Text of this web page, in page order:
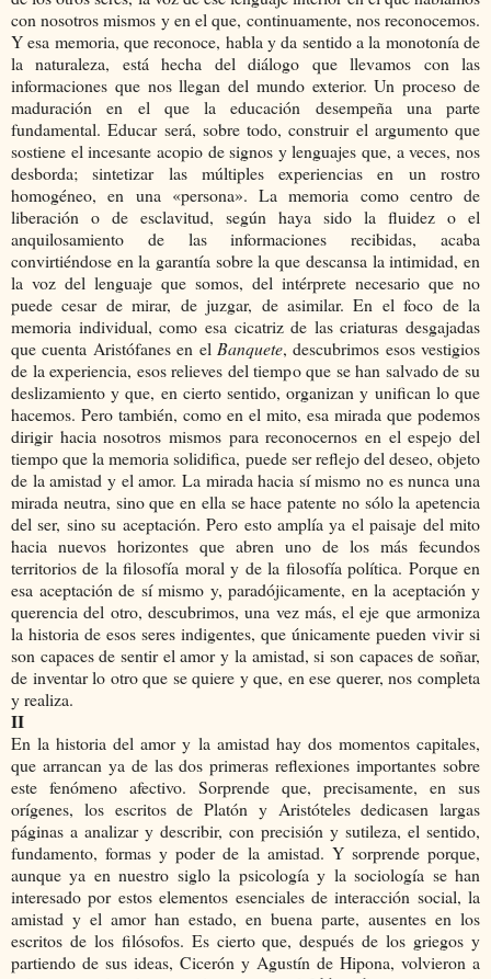
con nosotros mismos y en el que, continuamente, nos reconocemos.
Y esa memoria, que reconoce, habla y da sentido a la monotonía de
la naturaleza, está hecha del diálogo que llevamos con las
informaciones que nos llegan del mundo exterior. Un proceso de
maduración en el que la educación desempeña una parte
fundamental. Educar será, sobre todo, construir el argumento que
sostiene el incesante acopio de signos y lenguajes que, a veces, nos
desborda; sintetizar las múltiples experiencias en un rostro
homogéneo, en una «persona». La memoria como centro de
liberación o de esclavitud, según haya sido la fluidez o el
anquilosamiento de las informaciones recibidas, acaba
convirtiéndose en la garantía sobre la que descansa la intimidad, en
la voz del lenguaje que somos, del intérprete necesario que no
puede cesar de mirar, de juzgar, de asimilar. En el foco de la
memoria individual, como esa cicatriz de las criaturas desgajadas
que cuenta Aristófanes en el Banquete, descubrimos esos vestigios
de la experiencia, esos relieves del tiempo que se han salvado de su
deslizamiento y que, en cierto sentido, organizan y unifican lo que
hacemos. Pero también, como en el mito, esa mirada que podemos
dirigir hacia nosotros mismos para reconocernos en el espejo del
tiempo que la memoria solidifica, puede ser reflejo del deseo, objeto
de la amistad y el amor. La mirada hacia sí mismo no es nunca una
mirada neutra, sino que en ella se hace patente no sólo la apetencia
del ser, sino su aceptación. Pero esto amplía ya el paisaje del mito
hacia nuevos horizontes que abren uno de los más fecundos
territorios de la filosofía moral y de la filosofía política. Porque en
esa aceptación de sí mismo y, paradójicamente, en la aceptación y
querencia del otro, descubrimos, una vez más, el eje que armoniza
la historia de esos seres indigentes, que únicamente pueden vivir si
son capaces de sentir el amor y la amistad, si son capaces de soñar,
de inventar lo otro que se quiere y que, en ese querer, nos completa
y realiza.
II
En la historia del amor y la amistad hay dos momentos capitales,
que arrancan ya de las dos primeras reflexiones importantes sobre
este fenómeno afectivo. Sorprende que, precisamente, en sus
orígenes, los escritos de Platón y Aristóteles dedicasen largas
páginas a analizar y describir, con precisión y sutileza, el sentido,
fundamento, formas y poder de la amistad. Y sorprende porque,
aunque ya en nuestro siglo la psicología y la sociología se han
interesado por estos elementos esenciales de interacción social, la
amistad y el amor han estado, en buena parte, ausentes en los
escritos de los filósofos. Es cierto que, después de los griegos y
partiendo de sus ideas, Cicerón y Agustín de Hipona, volvieron a